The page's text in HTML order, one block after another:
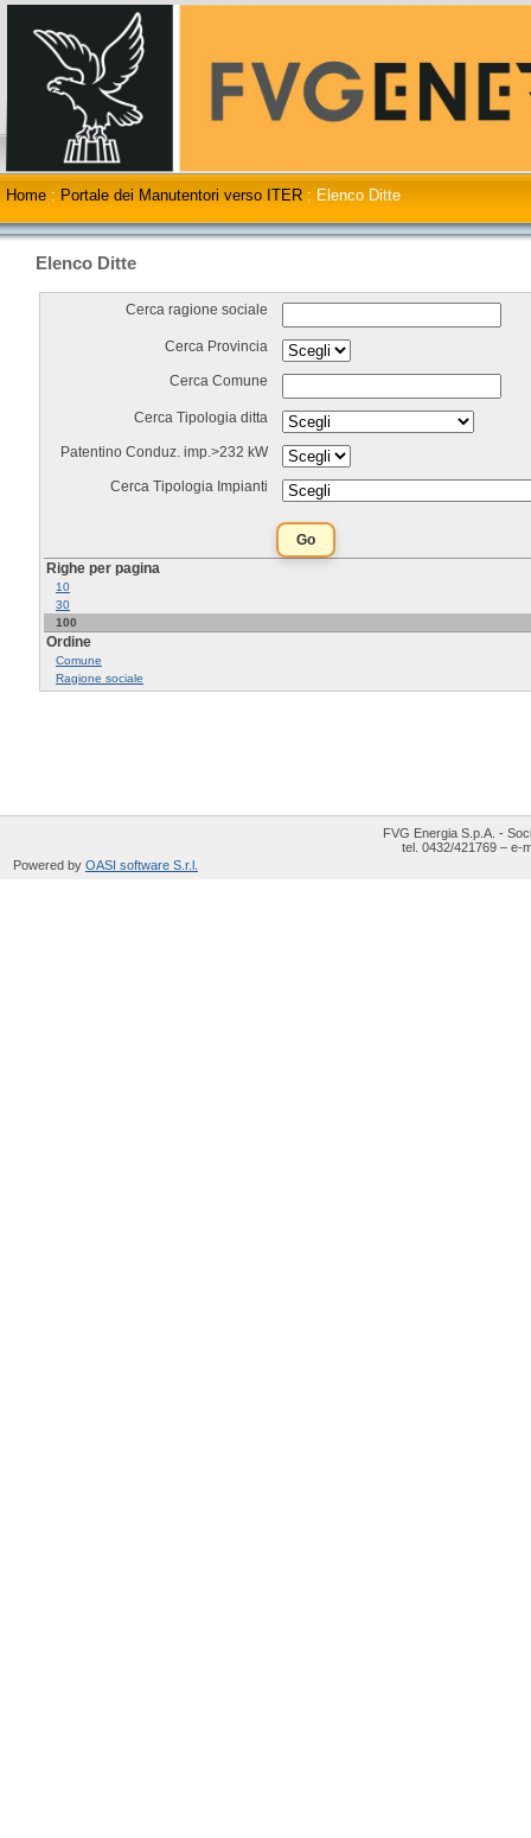
Home : Portale dei Manutentori verso ITER : Elenco Ditte
Elenco Ditte
Cerca ragione sociale
Cerca Provincia
Cerca Comune
Cerca Tipologia ditta
Patentino Conduz. imp.>232 kW
Cerca Tipologia Impianti
Righe per pagina
10
30
100
Ordine
Comune
Ragione sociale
FVG Energia S.p.A. -
tel. 0432/421769 – e-
Powered by OASI software S.r.l.